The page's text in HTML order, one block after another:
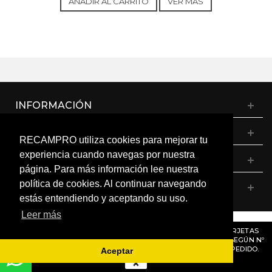
RECAMPRO utiliza cookies para mejorar tu
experiencia cuando navegas por nuestra
página. Para más información lee nuestra
política de cookies. Al continuar navegando
estás entendiendo y aceptando su uso.
Leer más
Aceptar
(23/05/2020) 2213 (2022-03-30)
: RECORDAMOS QUE MÓDULOS, PROGRAMADORES Y TARJETAS
ELECTRÓNICAS DENTRO DEL MISMO MODELO PUEDEN VARIAR SEGÚN Nº
DE SERIE O VERSIÓN. CONSÚLTANOS ANTES DE REALIZAR UN PEDIDO.
INFORMACIÓN
MI CUENTA
CONTÁCTANOS